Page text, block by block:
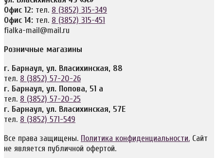
Офис 12: тел. 8 (3852) 315-349
Офис 14: тел. 8 (3852) 315-451
fialka-mail@mail.ru
Розничные магазины
г. Барнаул, ул. Власихинская, 88
тел. 8 (3852) 57-20-26
г. Барнаул, ул. Попова, 51 а
тел. 8 (3852) 57-20-25
г. Барнаул, ул. Власихинская, 57Е
тел. 8 (3852) 571-549
Все права защищены. Политика конфиденциальности. Сайт
не является публичной офертой.